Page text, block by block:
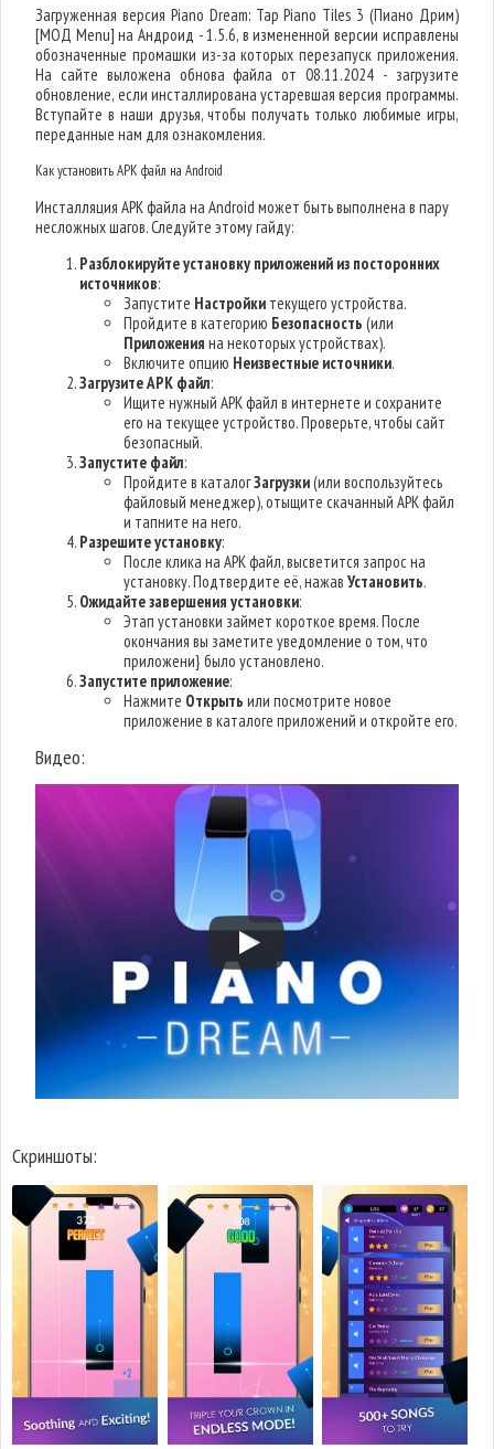
Загруженная версия Piano Dream: Tap Piano Tiles 3 (Пиано Дрим)
[МОД Menu] на Андроид - 1.5.6, в измененной версии исправлены
обозначенные промашки из-за которых перезапуск приложения.
На сайте выложена обнова файла от 08.11.2024 - загрузите
обновление, если инсталлирована устаревшая версия программы.
Вступайте в наши друзья, чтобы получать только любимые игры,
переданные нам для ознакомления.
Как установить APK файл на Android
Инсталляция APK файла на Android может быть выполнена в пару
несложных шагов. Следуйте этому гайду:
Разблокируйте установку приложений из посторонних
источников:
Запустите Настройки текущего устройства.
Пройдите в категорию Безопасность (или
Приложения на некоторых устройствах).
Включите опцию Неизвестные источники.
Загрузите APK файл:
Ищите нужный APK файл в интернете и сохраните
его на текущее устройство. Проверьте, чтобы сайт
безопасный.
Запустите файл:
Пройдите в каталогЗагрузки(или воспользуйтесь
файловый менеджер), отыщите скачанный APK файл
и тапните на него.
Разрешите установку:
После клика на APK файл, высветится запрос на
установку. Подтвердите её, нажавУстановить.
Ожидайте завершения установки:
Этап установки займет короткое время. После
окончания вы заметите уведомление о том, что
приложени} было установлено.
Запустите приложение:
Нажмите Открыть или посмотрите новое
приложение в каталоге приложений и откройте его.
Видео:
Скриншоты: